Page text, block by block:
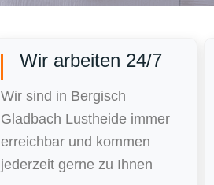
Wir arbeiten 24/7
Wir sind in Bergisch
Gladbach Lustheide immer
erreichbar und kommen
jederzeit gerne zu Ihnen